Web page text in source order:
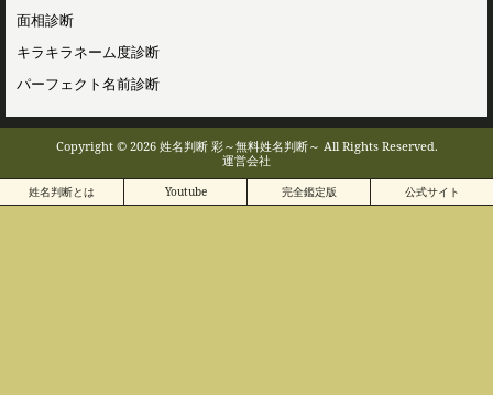
面相診断
キラキラネーム度診断
パーフェクト名前診断
Copyright © 2026 姓名判断 彩～無料姓名判断～ All Rights Reserved.
運営会社
姓名判断とは Youtube 完全鑑定版 公式サイト